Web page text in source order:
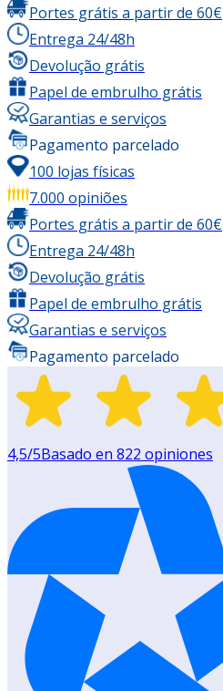
Portes grátis a partir de 60€
Entrega 24/48h
Devolução grátis
Papel de embrulho grátis
Garantias e serviços
Pagamento parcelado
100 lojas físicas
7.000 opiniões
Portes grátis a partir de 60€
Entrega 24/48h
Devolução grátis
Papel de embrulho grátis
Garantias e serviços
Pagamento parcelado
4,5/5Basado en 822 opiniones